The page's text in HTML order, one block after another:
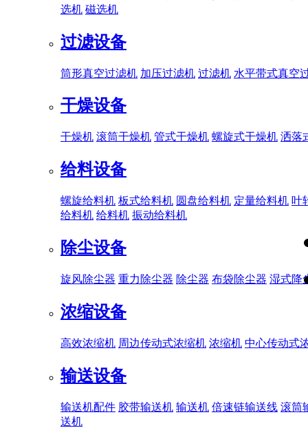
选机 磁选机
过滤设备
筒形真空过滤机 加压过滤机 过滤机 水平带式真空
干燥设备
干燥机 滚筒干燥机 管式干燥机 螺旋式干燥机 洒落
给料设备
螺旋给料机 板式给料机 圆盘给料机 定量给料机 叶
给料机 给料机 振动给料机
除尘设备
旋风除尘器 重力除尘器 除尘器 布袋除尘器 湿式降
浓缩设备
高效浓缩机 周边传动式浓缩机 浓缩机 中心传动式
输送设备
输送机配件 胶带输送机 输送机 倍速链输送线 滚筒
送机